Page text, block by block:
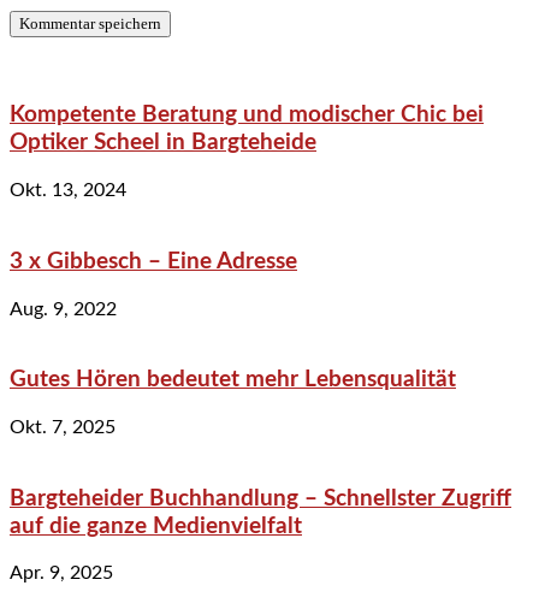
Kompetente Beratung und modischer Chic bei
Optiker Scheel in Bargteheide
Okt. 13, 2024
3 x Gibbesch – Eine Adresse
Aug. 9, 2022
Gutes Hören bedeutet mehr Lebensqualität
Okt. 7, 2025
Bargteheider Buchhandlung – Schnellster Zugriff
auf die ganze Medienvielfalt
Apr. 9, 2025